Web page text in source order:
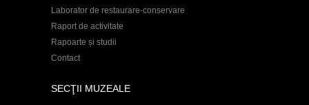
Laborator de restaurare-conservare
Raport de activitate
Rapoarte și studii
Contact
SECŢII MUZEALE